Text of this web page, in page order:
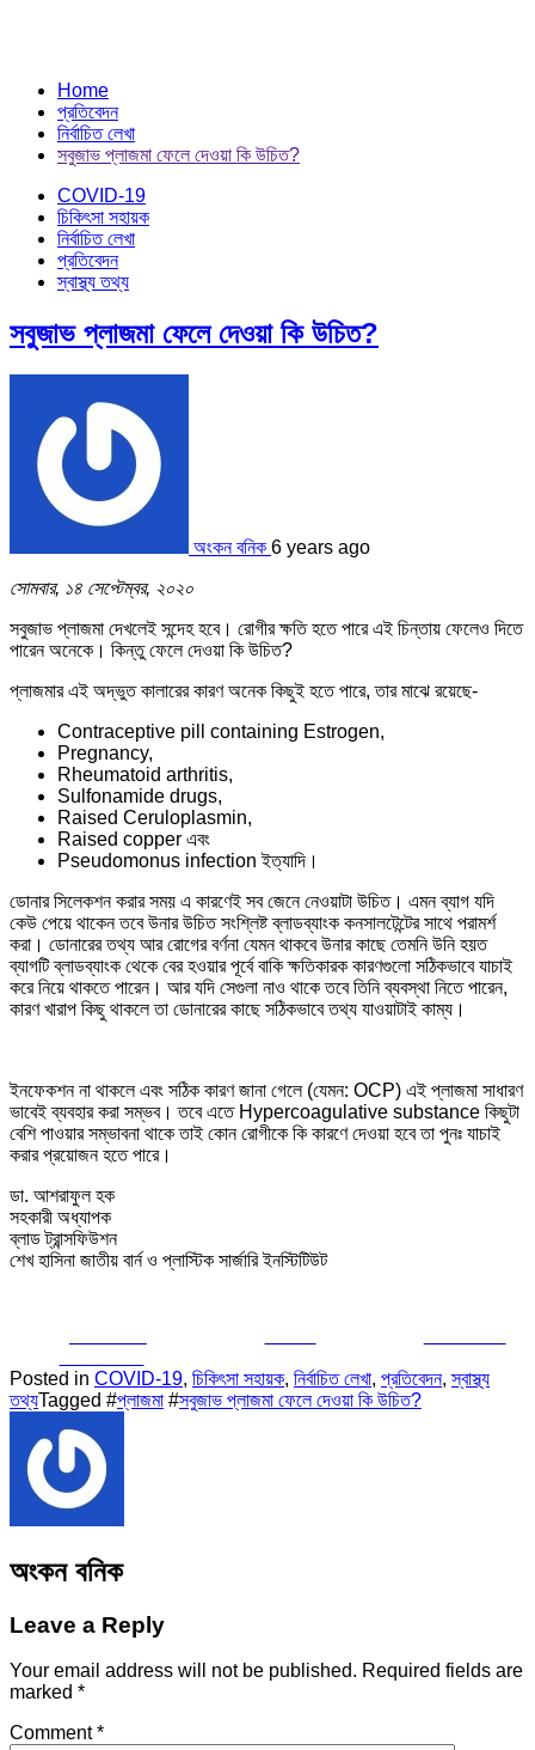
Home
প্রতিবেদন
নির্বাচিত লেখা
সবুজাভ প্লাজমা ফেলে দেওয়া কি উচিত?
COVID-19
চিকিৎসা সহায়ক
নির্বাচিত লেখা
প্রতিবেদন
স্বাস্থ্য তথ্য
সবুজাভ প্লাজমা ফেলে দেওয়া কি উচিত?
অংকন বনিক 6 years ago
সোমবার, ১৪ সেপ্টেম্বর, ২০২০
সবুজাভ প্লাজমা দেখলেই সন্দেহ হবে। রোগীর ক্ষতি হতে পারে এই চিন্তায় ফেলেও দিতে
পারেন অনেকে। কিন্তু ফেলে দেওয়া কি উচিত?
প্লাজমার এই অদ্ভুত কালারের কারণ অনেক কিছুই হতে পারে, তার মাঝে রয়েছে-
Contraceptive pill containing Estrogen,
Pregnancy,
Rheumatoid arthritis,
Sulfonamide drugs,
Raised Ceruloplasmin,
Raised copper এবং
Pseudomonus infection ইত্যাদি।
ডোনার সিলেকশন করার সময় এ কারণেই সব জেনে নেওয়াটা উচিত। এমন ব্যাগ যদি
কেউ পেয়ে থাকেন তবে উনার উচিত সংশ্লিষ্ট ব্লাডব্যাংক কনসালটেন্টের সাথে পরামর্শ
করা। ডোনারের তথ্য আর রোগের বর্ণনা যেমন থাকবে উনার কাছে তেমনি উনি হয়ত
ব্যাগটি ব্লাডব্যাংক থেকে বের হওয়ার পূর্বে বাকি ক্ষতিকারক কারণগুলো সঠিকভাবে যাচাই
করে নিয়ে থাকতে পারেন। আর যদি সেগুলা নাও থাকে তবে তিনি ব্যবস্থা নিতে পারেন,
কারণ খারাপ কিছু থাকলে তা ডোনারের কাছে সঠিকভাবে তথ্য যাওয়াটাই কাম্য।
ইনফেকশন না থাকলে এবং সঠিক কারণ জানা গেলে (যেমন: OCP) এই প্লাজমা সাধারণ
ভাবেই ব্যবহার করা সম্ভব। তবে এতে Hypercoagulative substance কিছুটা
বেশি পাওয়ার সম্ভাবনা থাকে তাই কোন রোগীকে কি কারণে দেওয়া হবে তা পুনঃ যাচাই
করার প্রয়োজন হতে পারে।
ডা. আশরাফুল হক
সহকারী অধ্যাপক
ব্লাড ট্রান্সফিউশন
শেখ হাসিনা জাতীয় বার্ন ও প্লাস্টিক সার্জারি ইনস্টিটিউট
Posted in COVID-19, চিকিৎসা সহায়ক, নির্বাচিত লেখা, প্রতিবেদন,স্বাস্থ্য
তথ্যTagged #প্লাজমা #সবুজাভ প্লাজমা ফেলে দেওয়া কি উচিত?
অংকন বনিক
Leave a Reply
Your email address will not be published. Required fields are
marked *
Comment*